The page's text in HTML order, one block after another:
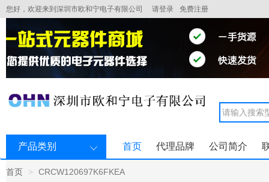
您好，欢迎来到深圳市欧和宁电子有限公司 请登录 免费注册
产品类别 首页 代理品牌 公司简介
首页 CRCW120697K6FKEA